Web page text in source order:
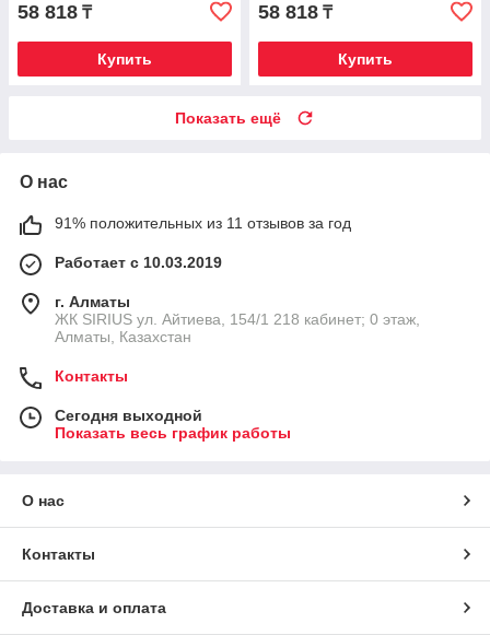
58 818 ₸
Купить
58 818 ₸
Купить
Показать ещё
О нас
91% положительных из 11 отзывов за год
Работает с 10.03.2019
г. Алматы
​ЖК SIRIUS​ ул. Айтиева, 154/1​ 218 кабинет; 0 этаж,
Алматы, Казахстан
Контакты
Сегодня выходной
Показать весь график работы
О нас
Контакты
Доставка и оплата